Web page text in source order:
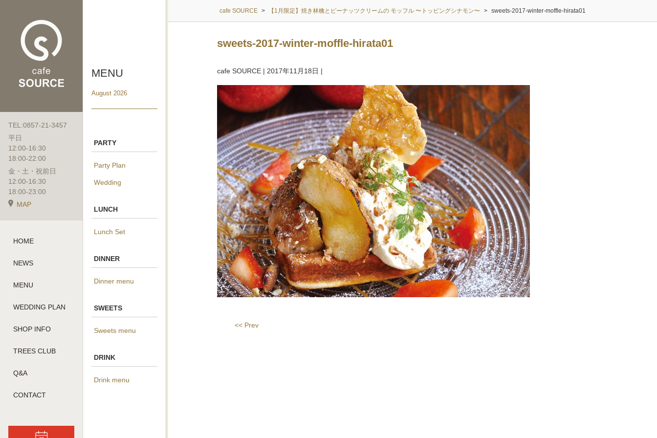
TEL:0857-21-3457
平日
12:00-16:30
18:00-22:00
金・土・祝前日
12:00-16:30
18:00-23:00
MAP
HOME
NEWS
MENU
WEDDING PLAN
SHOP INFO
TREES CLUB
Q&A
CONTACT
MENU
August 2026
PARTY
Party Plan
Wedding
LUNCH
Lunch Set
DINNER
Dinner menu
SWEETS
Sweets menu
DRINK
Drink menu
cafe SOURCE > 【1月限定】焼き林檎とピーナッツクリームの モッフル 〜トッピングシナモン〜 > sweets-2017-winter-moffle-hirata01
sweets-2017-winter-moffle-hirata01
cafe SOURCE | 2017年11月18日 |
<< Prev